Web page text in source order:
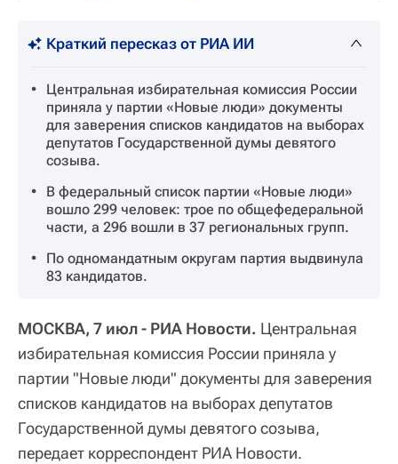
Краткий пересказ от РИА ИИ
Центральная избирательная комиссия России
приняла у партии «Новые люди» документы
для заверения списков кандидатов на выборах
депутатов Государственной думы девятого
созыва.
В федеральный список партии «Новые люди»
вошло 299 человек: трое по общефедеральной
части, а 296 вошли в 37 региональных групп.
По одномандатным округам партия выдвинула
83 кандидатов.
МОСКВА, 7 июл - РИА Новости. Центральная
избирательная комиссия России приняла у
партии "Новые люди" документы для заверения
списков кандидатов на выборах депутатов
Государственной думы девятого созыва,
передает корреспондент РИА Новости.